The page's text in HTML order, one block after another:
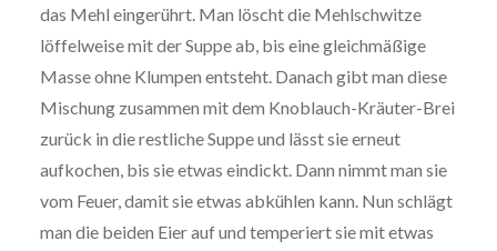
das Mehl eingerührt. Man löscht die Mehlschwitze
löffelweise mit der Suppe ab, bis eine gleichmäßige
Masse ohne Klumpen entsteht. Danach gibt man diese
Mischung zusammen mit dem Knoblauch-Kräuter-Brei
zurück in die restliche Suppe und lässt sie erneut
aufkochen, bis sie etwas eindickt. Dann nimmt man sie
vom Feuer, damit sie etwas abkühlen kann. Nun schlägt
man die beiden Eier auf und temperiert sie mit etwas